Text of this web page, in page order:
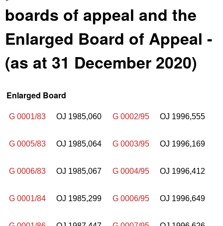
boards of appeal and the
Enlarged Board of Appeal -
(as at 31 December 2020)
Enlarged Board
G 0001/83 OJ 1985,060 G 0002/95 OJ 1996,555
G 0005/83 OJ 1985,064 G 0003/95 OJ 1996,169
G 0006/83 OJ 1985,067 G 0004/95 OJ 1996,412
G 0001/84 OJ 1985,299 G 0006/95 OJ 1996,649